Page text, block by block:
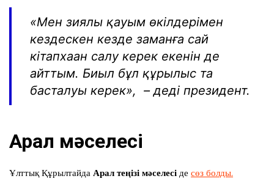
«Мен зиялы қауым өкілдерімен
кездескен кезде заманға сай
кітапхаан салу керек екенін де
айттым. Биыл бұл құрылыс та
басталуы керек», – деді президент.
Арал мәселесі
Ұлттық Құрылтайда Арал теңізі мәселесі де сөз болды.